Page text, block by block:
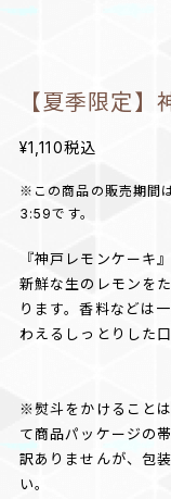
【夏季限定】
¥1,110税込
※この商品の販売期
3:59です。
『神戸レモンケーキ』
新鮮な生のレモンを
ります。香料などは
わえるしっとりした
※熨斗をかけること
て商品パッケージの
訳ありませんが、包
い。